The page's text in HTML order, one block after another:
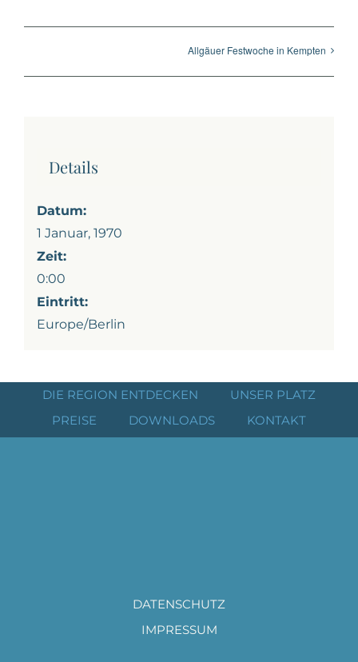
Allgäuer Festwoche in Kempten
Details
Datum:
1 Januar, 1970
Zeit:
0:00
Eintritt:
Europe/Berlin
DIE REGION ENTDECKEN
UNSER PLATZ
PREISE
DOWNLOADS KONTAKT
DATENSCHUTZ
IMPRESSUM